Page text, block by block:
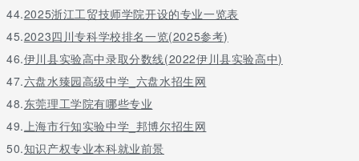
44.2025浙江工贸技师学院开设的专业一览表
45.2023四川专科学校排名一览(2025参考)
46.伊川县实验高中录取分数线(2022伊川县实验高中)
47.六盘水臻园高级中学_六盘水招生网
48.东莞理工学院有哪些专业
49. 上海市行知实验中学_邦博尔招生网
50.知识产权专业本科就业前景